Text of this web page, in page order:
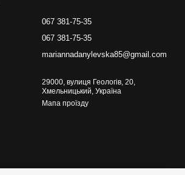
067 381-75-35
067 381-75-35
mariannadanylevska85@gmail.com
29000, вулиця Геологів, 20,
Хмельницький, Україна
Мапа проїзду